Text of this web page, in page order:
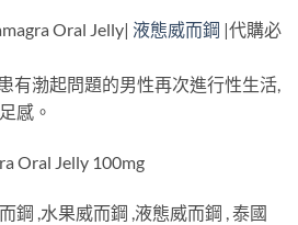
Oral Jelly| 液態威而鋼 |代購必
有渤起問題的男性再次進行性生活,
感。
Oral Jelly 100mg
鋼 ,水果威而鋼 ,液態威而鋼 , 泰國